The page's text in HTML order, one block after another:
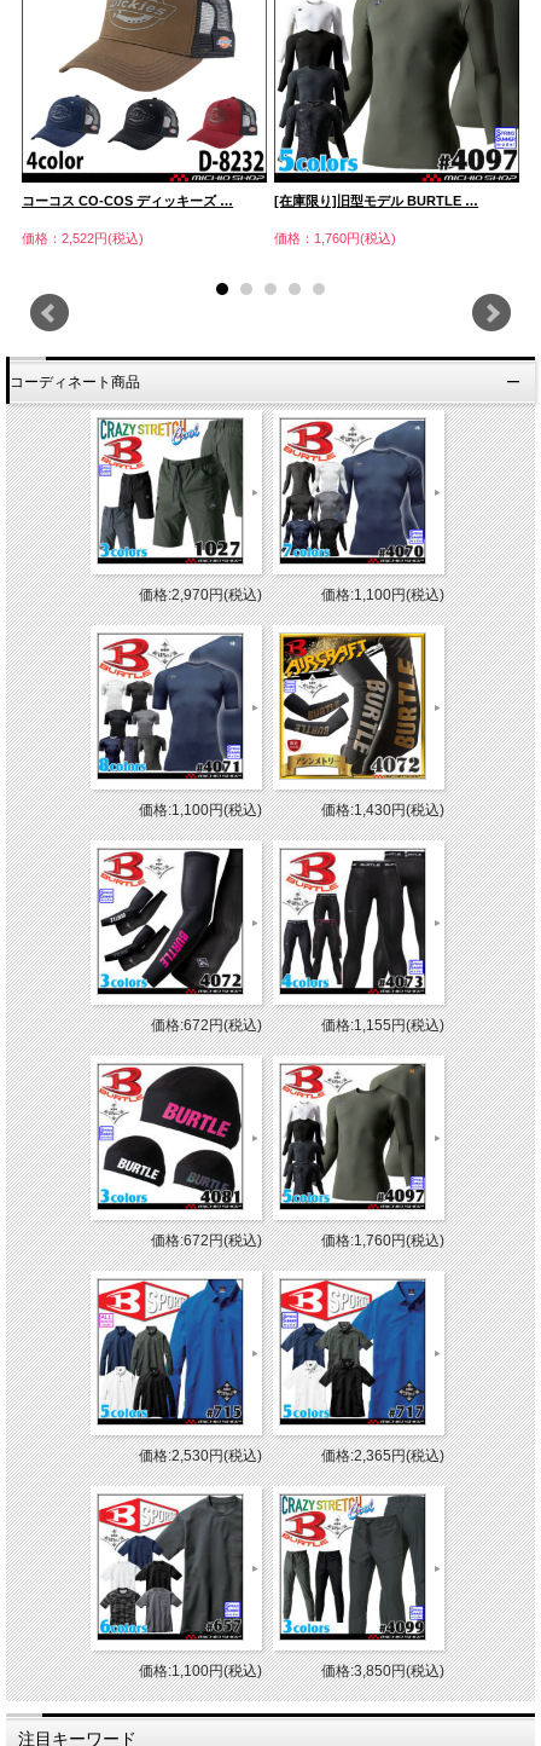
コーコス CO-COS ディッキーズ …
価格：2,522円(税込)
[在庫限り]旧型モデル BURTLE …
価格：1,760円(税込)
コーディネート商品
価格:2,970円(税込) 価格:1,100円(税込)
価格:1,100円(税込) 価格:1,430円(税込)
価格:672円(税込) 価格:1,155円(税込)
価格:672円(税込) 価格:1,760円(税込)
価格:2,530円(税込) 価格:2,365円(税込)
価格:1,100円(税込) 価格:3,850円(税込)
注目キーワード